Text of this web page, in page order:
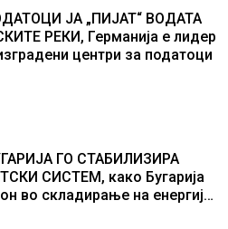
ЈА „ПИЈАТ“ ВОДАТА
РЕКИ, Германија е лидер
центри за податоци
ГО СТАБИЛИЗИРА
СИСТЕМ, како Бугарија
во складирање на енергија